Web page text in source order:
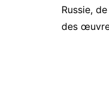
Russie,
des